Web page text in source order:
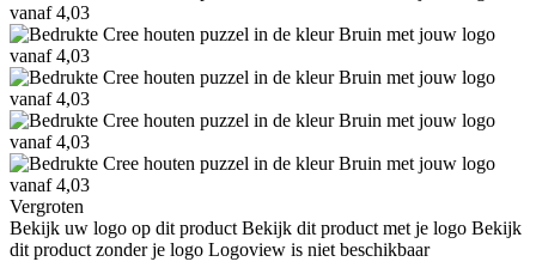
Vergroten
Bekijk uw logo op dit product Bekijk dit product met je logo Bekijk
dit product zonder je logo Logoview is niet beschikbaar